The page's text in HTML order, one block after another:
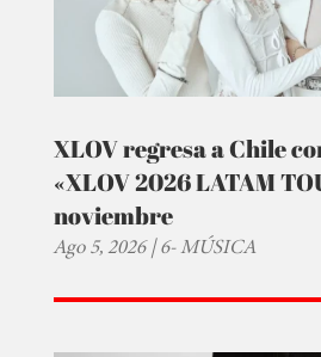
XLOV regresa a Chile
«XLOV 2026 LATAM
noviembre
Ago 5, 2026|6- MÚSICA